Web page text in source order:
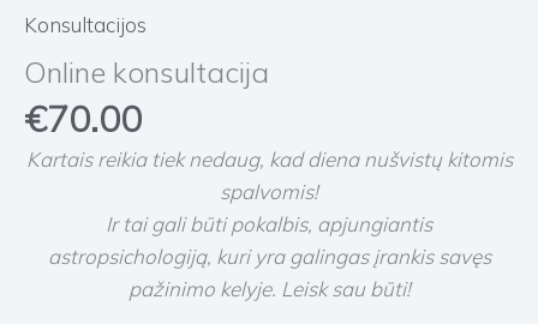
Konsultacijos
Online konsultacija
€70.00
Kartais reikia tiek nedaug, kad diena nušvistų kitomis
spalvomis!
Ir tai gali būti pokalbis, apjungiantis
astropsichologiją, kuri yra galingas įrankis savęs
pažinimo kelyje. Leisk sau būti!